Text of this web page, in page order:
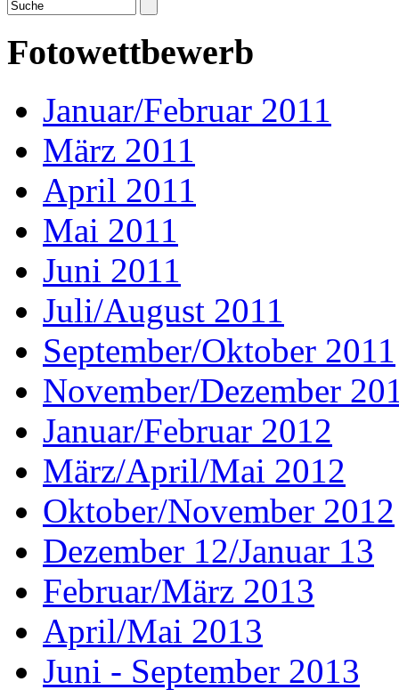
Fotowettbewerb
Januar/Februar 2011
März 2011
April 2011
Mai 2011
Juni 2011
Juli/August 2011
September/Oktober 2011
November/Dezember
Januar/Februar 2012
März/April/Mai 2012
Oktober/November 2012
Dezember 12/Januar 13
Februar/März 2013
April/Mai 2013
Juni - September 2013